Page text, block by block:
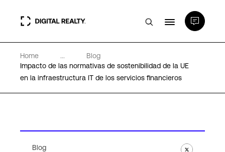
Centros de Datos
PlatformDIGITAL®
Home ...
Blog
Impacto de las normativas de sostenibilidad de la UE
en la infraestructura IT de los servicios financieros
Blog